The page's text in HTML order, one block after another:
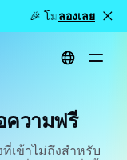
🎉 โมเดลใหม่เปิด
ลองเลย
ความฟรี
เข้าไม่ถึงสำหรับ